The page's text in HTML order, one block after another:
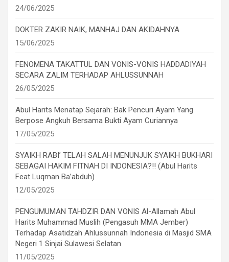
24/06/2025
DOKTER ZAKIR NAIK, MANHAJ DAN AKIDAHNYA
15/06/2025
FENOMENA TAKATTUL DAN VONIS-VONIS HADDADIYAH
SECARA ZALIM TERHADAP AHLUSSUNNAH
26/05/2025
Abul Harits Menatap Sejarah: Bak Pencuri Ayam Yang
Berpose Angkuh Bersama Bukti Ayam Curiannya
17/05/2025
SYAIKH RABI’ TELAH SALAH MENUNJUK SYAIKH BUKHARI
SEBAGAI HAKIM FITNAH DI INDONESIA?!! (Abul Harits
Feat Luqman Ba’abduh)
12/05/2025
PENGUMUMAN TAHDZIR DAN VONIS Al-Allamah Abul
Harits Muhammad Muslih (Pengasuh MMA Jember)
Terhadap Asatidzah Ahlussunnah Indonesia di Masjid SMA
Negeri 1 Sinjai Sulawesi Selatan
11/05/2025